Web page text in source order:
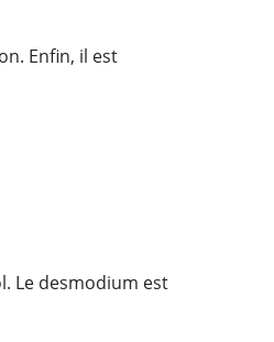
Enfin, il est
Le desmodium est